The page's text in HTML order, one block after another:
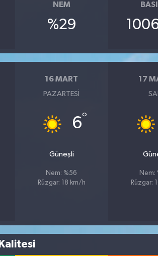
NEM
%29
16 MART
PAZARTESI
6°
Güneşli
Nem: %56
Rüzgar: 18 km/h
17
Nem:
Rüzgar: